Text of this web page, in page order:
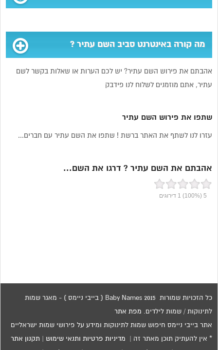
מה קורה באינטרנט סביב השם עתיר ?
אהבתם את פירוש השם עתיר? יש לכם הערות או שאלות בקשר לשם
עתיר, אתם מוזמנים לשלוח לנו פידבק
שתפו את פירוש השם עתיר
עזרו לנו לשתף את האתר ברשת ! שתפו את השם עתיר עם חברים...
אהבתם את השם עתיר ? דרגו את השם...
5
(100%)
1 דירוגים
כל הזכויות שמורות 2015 Baby Names ( בייבי ניימס ) - מאגר שמות
לתינוקות / שמות לילדים. מפת אתר
אתר בייבי ניימס חיפוש שמות לתינוקות ומידע על פירושי שמות ישראליים
* אין להעתיק תוכן מאתר זה | מדיניות פרטיות ותנאי שימוש תקנון אתר